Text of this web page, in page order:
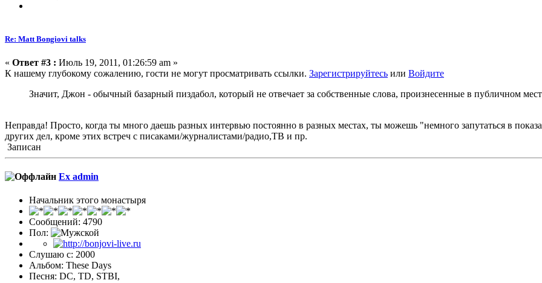
Re: Matt Bongiovi talks
« Ответ #3 : Июль 19, 2011, 01:26:59 am »
К нашему глубокому сожалению, гости не могут просматривать ссылки. Зарегистрируйтесь или Войдите
Значит, Джон - обычный базарный пиздабол, который не отвечает за собственные слова, произнесенные в публичном
Неправда! Просто, когда ты много даешь разных интервью постоянно в разных местах, ты можешь "немного запутаться в
других дел, кроме этих встреч с писаками/журналистами/радио,ТВ и пр.
Записан
Ex admin
Начальник этого монастыря
Сообщений: 4790
Пол:
Слушаю с: 2000
Альбом: These Days
Песня: DC, TD, STBI,